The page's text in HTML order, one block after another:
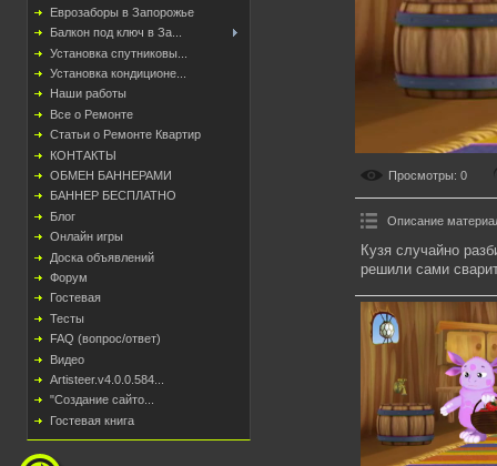
Еврозаборы в Запорожье
Балкон под ключ в За...
Установка спутниковы...
Установка кондиционе...
Наши работы
Все о Ремонте
Статьи о Ремонте Квартир
КОНТАКТЫ
ОБМЕН БАННЕРАМИ
БАННЕР БЕСПЛАТНО
Блог
Онлайн игры
Доска объявлений
Форум
Гостевая
Тесты
FAQ (вопрос/ответ)
Видео
Artisteer.v4.0.0.584...
"Создание сайто...
Гостевая книга
Просмотры: 0
Описание
Кузя случайно
решили сами